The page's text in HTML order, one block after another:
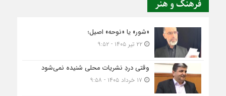
فرهنگ و هنر
«شور» یا «نوحه» اصیل؛
۲۲ تیر ۱۴۰۵ - ۹:۵۲
وقتی دردِ نشریات محلی شنیده نمی‌شود